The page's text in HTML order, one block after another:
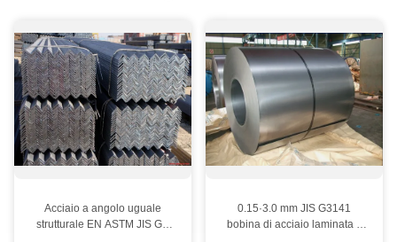
Acciaio a angolo uguale
strutturale EN ASTM JIS GB
0.15·3.0 mm JIS G3141
bobina di acciaio laminata a